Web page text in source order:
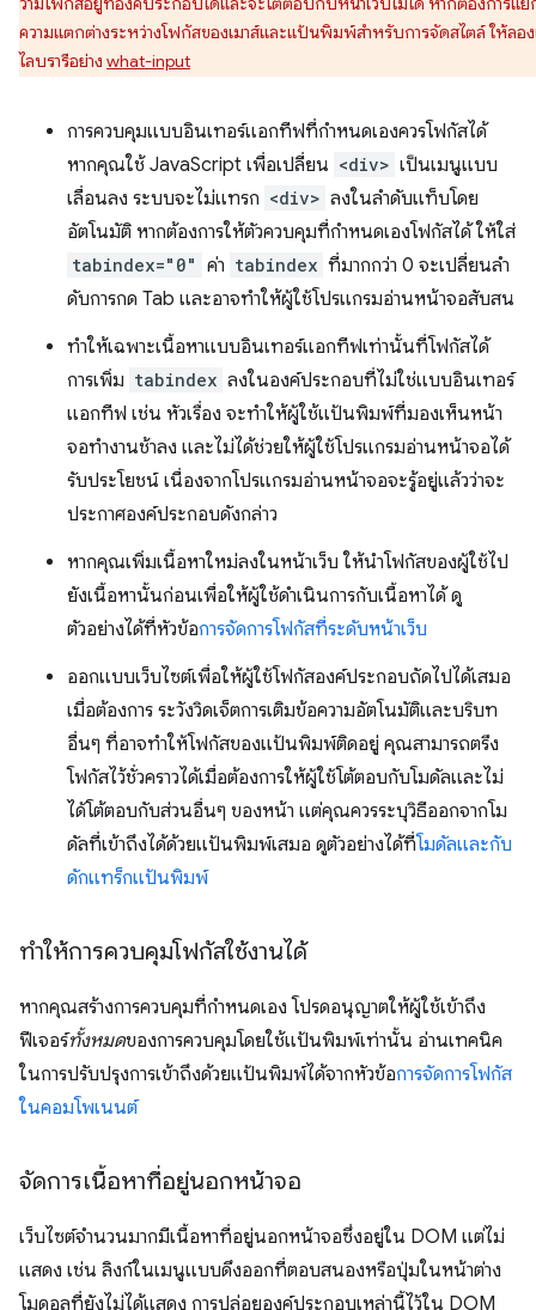
ความแตกต่างระหว่างโฟกัสของเมาส์และแป้นพิมพ์สำหรับการจัดสไตล์ ให้ลอ
ไลบรารีอย่าง what-input
การควบคุมแบบอินเทอร์แอกทีฟที่กําหนดเองควรโฟกัสได้
หากคุณใช้ JavaScript เพื่อเปลี่ยน <div> เป็นเมนูแบบ
เลื่อนลง ระบบจะไม่แทรก <div> ลงในลําดับแท็บโดย
อัตโนมัติ หากต้องการให้ตัวควบคุมที่กำหนดเองโฟกัสได้ ให้ใส่
tabindex="0" ค่า tabindex ที่มากกว่า 0 จะเปลี่ยนลํา
ดับการกด Tab และอาจทําให้ผู้ใช้โปรแกรมอ่านหน้าจอสับสน
ทำให้เฉพาะเนื้อหาแบบอินเทอร์แอกทีฟเท่านั้นที่โฟกัสได้
การเพิ่ม tabindex ลงในองค์ประกอบที่ไม่ใช่แบบอินเทอร์
แอกทีฟ เช่น หัวเรื่อง จะทําให้ผู้ใช้แป้นพิมพ์ที่มองเห็นหน้า
จอทํางานช้าลง และไม่ได้ช่วยให้ผู้ใช้โปรแกรมอ่านหน้าจอได้
รับประโยชน์ เนื่องจากโปรแกรมอ่านหน้าจอจะรู้อยู่แล้วว่าจะ
ประกาศองค์ประกอบดังกล่าว
หากคุณเพิ่มเนื้อหาใหม่ลงในหน้าเว็บ ให้นำโฟกัสของผู้ใช้ไป
ยังเนื้อหานั้นก่อนเพื่อให้ผู้ใช้ดำเนินการกับเนื้อหาได้ ดู
ตัวอย่างได้ที่หัวข้อการจัดการโฟกัสที่ระดับหน้าเว็บ
ออกแบบเว็บไซต์เพื่อให้ผู้ใช้โฟกัสองค์ประกอบถัดไปได้เสมอ
เมื่อต้องการ ระวังวิดเจ็ตการเติมข้อความอัตโนมัติและบริบท
อื่นๆ ที่อาจทำให้โฟกัสของแป้นพิมพ์ติดอยู่ คุณสามารถตรึง
โฟกัสไว้ชั่วคราวได้เมื่อต้องการให้ผู้ใช้โต้ตอบกับโมดัลและไม่
ได้โต้ตอบกับส่วนอื่นๆ ของหน้า แต่คุณควรระบุวิธีออกจากโม
ดัลที่เข้าถึงได้ด้วยแป้นพิมพ์เสมอ ดูตัวอย่างได้ที่โมดัลและกับ
ดักแทร็กแป้นพิมพ์
ทําให้การควบคุมโฟกัสใช้งานได้
หากคุณสร้างการควบคุมที่กำหนดเอง โปรดอนุญาตให้ผู้ใช้เข้าถึง
ฟีเจอร์ทั้งหมดของการควบคุมโดยใช้แป้นพิมพ์เท่านั้น อ่านเทคนิค
ในการปรับปรุงการเข้าถึงด้วยแป้นพิมพ์ได้จากหัวข้อการจัดการโฟกัส
ในคอมโพเนนต์
จัดการเนื้อหาที่อยู่นอกหน้าจอ
เว็บไซต์จํานวนมากมีเนื้อหาที่อยู่นอกหน้าจอซึ่งอยู่ใน DOM แต่ไม่
แสดง เช่น ลิงก์ในเมนูแบบดึงออกที่ตอบสนองหรือปุ่มในหน้าต่าง
โมดอลที่ยังไม่ได้แสดง การปล่อยองค์ประกอบเหล่านี้ไว้ใน DOM